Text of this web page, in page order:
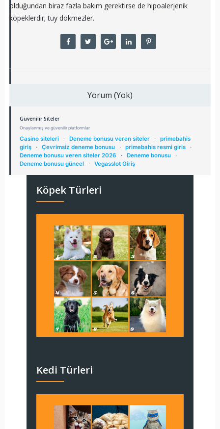
olduğundan biraz fazla bakım gerektirse de hipoalerjenik
köpeklerdir; tüy dökmezler.
Yorum (Yok)
Güvenilir Siteler
Onaylanmış ve güvenilir platformlar
Casino siteleri · Deneme bonusu veren siteler ·
primebahis
giriş
· Çevrimsiz deneme bonusu · primebahis resmi giris
·
Deneme bonusu veren siteler 2026
· Deneme bonusu
·
Deneme bonusu güncel
· Vegasslot Giriş
Köpek Türleri
Kedi Türleri